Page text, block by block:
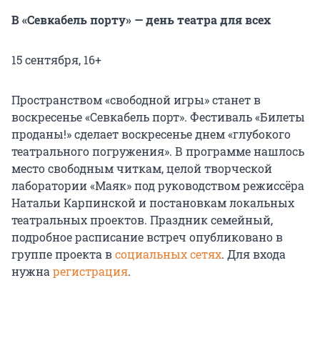
В «Севкабель порту» — день театра для всех
15 сентября, 16+
Пространством «свободной игры» станет в
воскресенье «Севкабель порт». Фестиваль «Билеты
проданы!» сделает воскресенье днем «глубокого
театрального погружения». В программе нашлось
место свободным читкам, целой творческой
лаборатории «Маяк» под руководством режиссёра
Натальи Карпинской и постановкам локальных
театральных проектов. Праздник семейный,
подробное расписание встреч опубликовано в
группе проекта всоциальных сетях. Для входа
нужна регистрация.